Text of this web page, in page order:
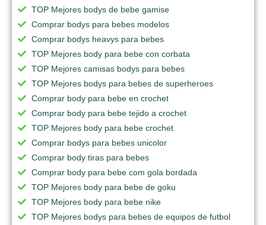
TOP Mejores bodys de bebe gamise
Comprar bodys para bebes modelos
Comprar bodys heavys para bebes
TOP Mejores body para bebe con corbata
TOP Mejores camisas bodys para bebes
TOP Mejores bodys para bebes de superheroes
Comprar body para bebe en crochet
Comprar body para bebe tejido a crochet
TOP Mejores body para bebe crochet
Comprar bodys para bebes unicolor
Comprar body tiras para bebes
Comprar body para bebe com gola bordada
TOP Mejores body para bebe de goku
TOP Mejores body para bebe nike
TOP Mejores bodys para bebes de equipos de futbol